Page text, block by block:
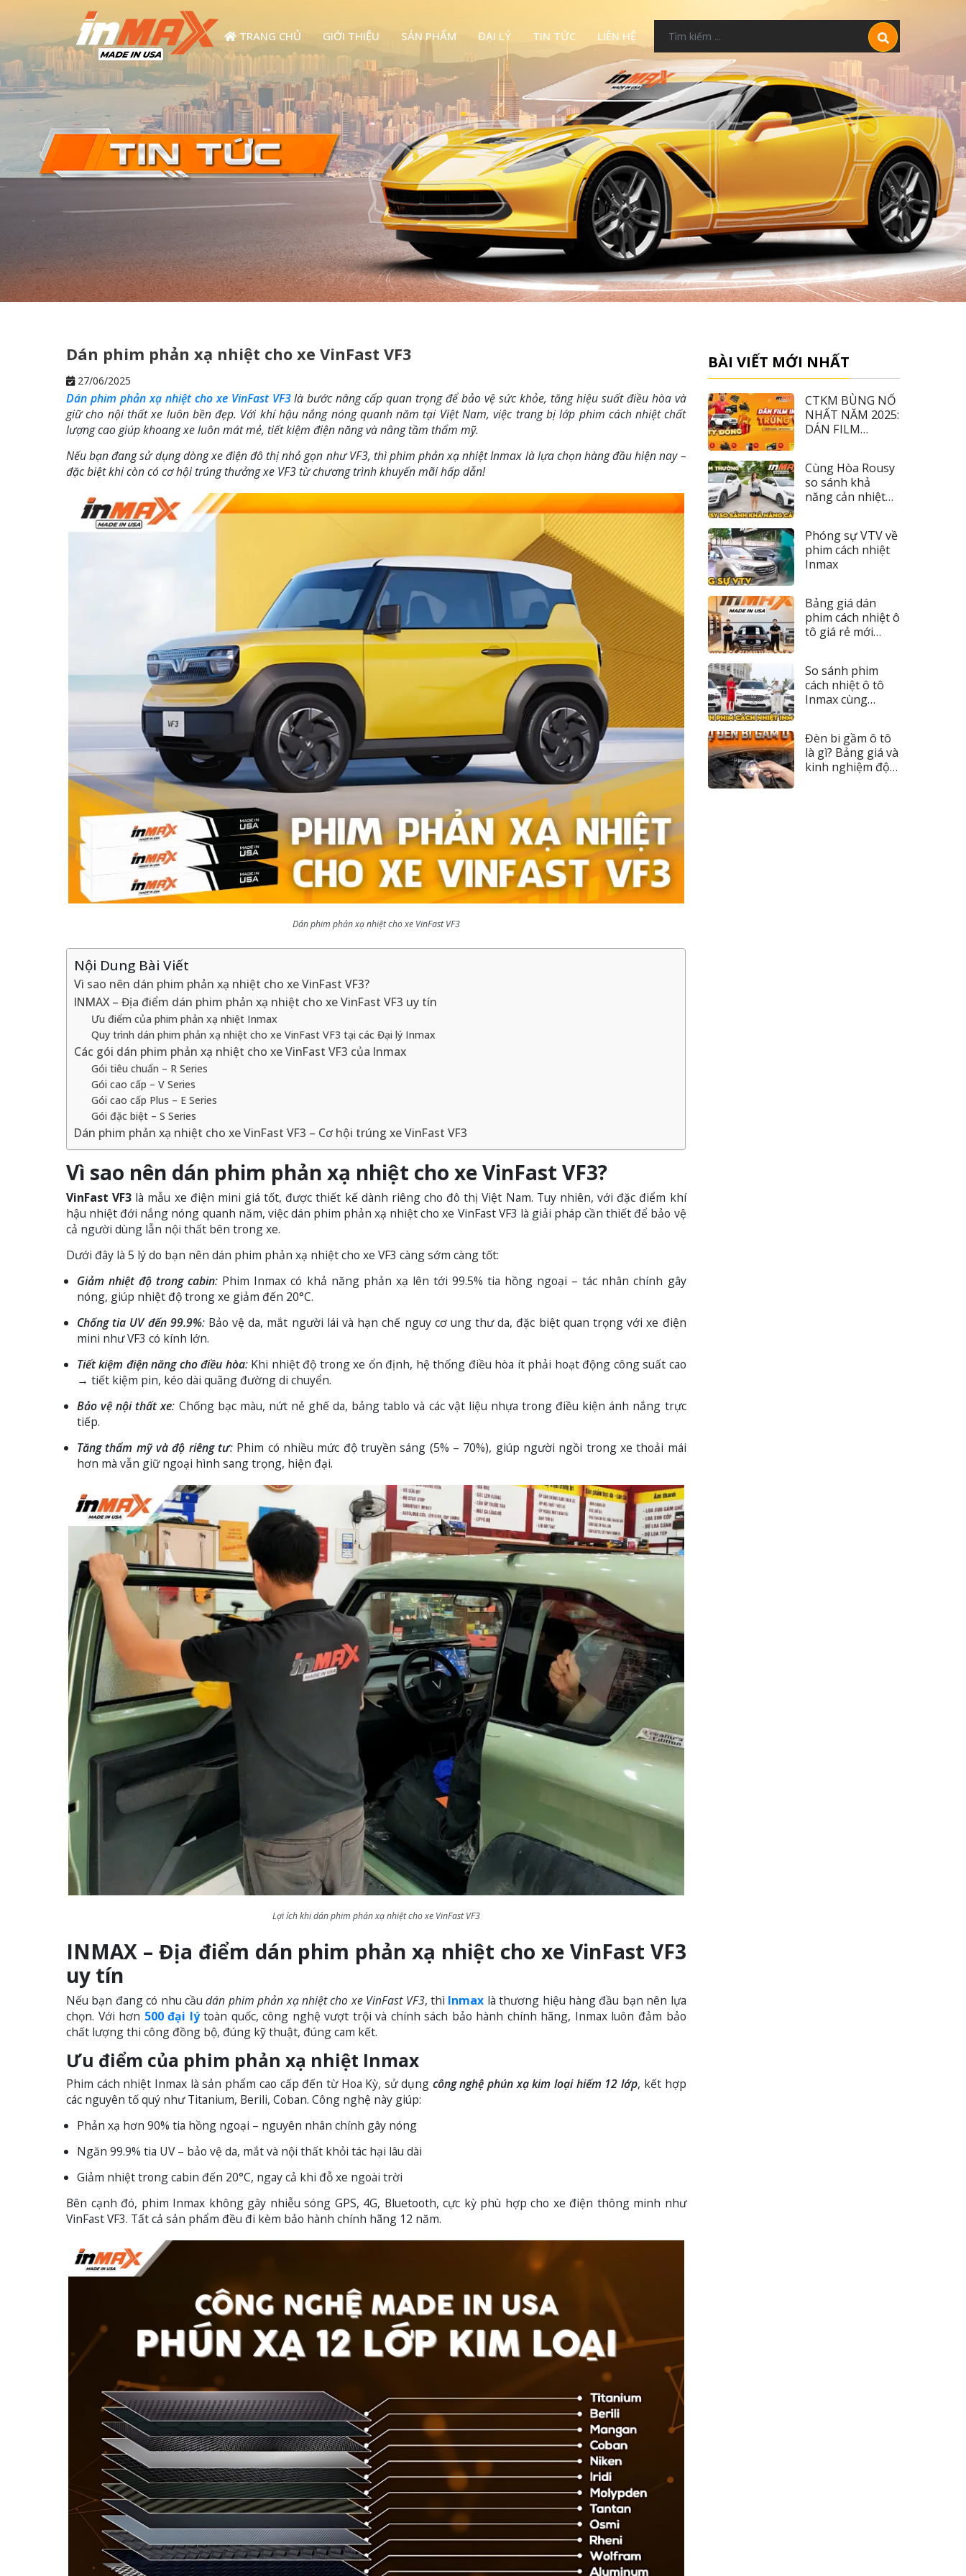
TRANG CHỦ GIỚI THIỆU SẢN PHẨM ĐẠI LÝ TIN TỨC LIÊN HỆ
Dán phim phản xạ nhiệt cho xe VinFast VF3
27/06/2025
Dán phim phản xạ nhiệt cho xe VinFast VF3là bước nâng cấp quan trọng để bảo vệ sức khỏe, tăng hiệu suất điều hòa và
giữ cho nội thất xe luôn bền đẹp. Với khí hậu nắng nóng quanh năm tại Việt Nam, việc trang bị lớp phim cách nhiệt chất
lượng cao giúp khoang xe luôn mát mẻ, tiết kiệm điện năng và nâng tầm thẩm mỹ.
Nếu bạn đang sử dụng dòng xe điện đô thị nhỏ gọn như VF3, thì phim phản xạ nhiệt Inmax là lựa chọn hàng đầu hiện nay –
đặc biệt khi còn có cơ hội trúng thưởng xe VF3 từ chương trình khuyến mãi hấp dẫn!
Dán phim phản xạ nhiệt cho xe VinFast VF3
Nội Dung Bài Viết
Vì sao nên dán phim phản xạ nhiệt cho xe VinFast VF3?
INMAX – Địa điểm dán phim phản xạ nhiệt cho xe VinFast VF3 uy tín
Ưu điểm của phim phản xạ nhiệt Inmax
Quy trình dán phim phản xạ nhiệt cho xe VinFast VF3 tại các Đại lý Inmax
Các gói dán phim phản xạ nhiệt cho xe VinFast VF3 của Inmax
Gói tiêu chuẩn – R Series
Gói cao cấp – V Series
Gói cao cấp Plus – E Series
Gói đặc biệt – S Series
Dán phim phản xạ nhiệt cho xe VinFast VF3 – Cơ hội trúng xe VinFast VF3
Vì sao nên dán phim phản xạ nhiệt cho xe VinFast VF3?
VinFast VF3 là mẫu xe điện mini giá tốt, được thiết kế dành riêng cho đô thị Việt Nam. Tuy nhiên, với đặc điểm khí
hậu nhiệt đới nắng nóng quanh năm, việc dán phim phản xạ nhiệt cho xe VinFast VF3 là giải pháp cần thiết để bảo vệ
cả người dùng lẫn nội thất bên trong xe.
Dưới đây là 5 lý do bạn nên dán phim phản xạ nhiệt cho xe VF3 càng sớm càng tốt:
Giảm nhiệt độ trong cabin: Phim Inmax có khả năng phản xạ lên tới 99.5% tia hồng ngoại – tác nhân chính gây
nóng, giúp nhiệt độ trong xe giảm đến 20°C.
Chống tia UV đến 99.9%:Bảo vệ da, mắt người lái và hạn chế nguy cơ ung thư da, đặc biệt quan trọng với xe điện
mini như VF3 có kính lớn.
Tiết kiệm điện năng cho điều hòa:Khi nhiệt độ trong xe ổn định, hệ thống điều hòa ít phải hoạt động công suất cao
→ tiết kiệm pin, kéo dài quãng đường di chuyển.
Bảo vệ nội thất xe: Chống bạc màu, nứt nẻ ghế da, bảng tablo và các vật liệu nhựa trong điều kiện ánh nắng trực
tiếp.
Tăng thẩm mỹ và độ riêng tư:Phim có nhiều mức độ truyền sáng (5% – 70%), giúp người ngồi trong xe thoải mái
hơn mà vẫn giữ ngoại hình sang trọng, hiện đại.
Lợi ích khi dán phim phản xạ nhiệt cho xe VinFast VF3
INMAX – Địa điểm dán phim phản xạ nhiệt cho xe VinFast VF3
uy tín
Nếu bạn đang có nhu cầudán phim phản xạ nhiệt cho xe VinFast VF3, thì Inmax là thương hiệu hàng đầu bạn nên lựa
chọn. Với hơn 500 đại lýtoàn quốc, công nghệ vượt trội và chính sách bảo hành chính hãng, Inmax luôn đảm bảo
chất lượng thi công đồng bộ, đúng kỹ thuật, đúng cam kết.
Ưu điểm của phim phản xạ nhiệt Inmax
Phim cách nhiệt Inmax là sản phẩm cao cấp đến từ Hoa Kỳ, sử dụng công nghệ phún xạ kim loại hiếm 12 lớp, kết hợp
các nguyên tố quý như Titanium, Berili, Coban. Công nghệ này giúp:
Phản xạ hơn 90% tia hồng ngoại – nguyên nhân chính gây nóng
Ngăn 99.9% tia UV – bảo vệ da, mắt và nội thất khỏi tác hại lâu dài
Giảm nhiệt trong cabin đến 20°C, ngay cả khi đỗ xe ngoài trời
Bên cạnh đó, phim Inmax không gây nhiễu sóng GPS, 4G, Bluetooth, cực kỳ phù hợp cho xe điện thông minh như
VinFast VF3. Tất cả sản phẩm đều đi kèm bảo hành chính hãng 12 năm.
BÀI VIẾT MỚI NHẤT
CTKM BÙNG NỔ
NHẤT NĂM 2025:
DÁN FILM
Cùng Hòa Rousy
so sánh khả
năng cản nhiệt
Phóng sự VTV về
phim cách nhiệt
Inmax
Bảng giá dán
phim cách nhiệt ô
tô giá rẻ mới
So sánh phim
cách nhiệt ô tô
Inmax cùng
Đèn bi gầm ô tô
là gì? Bảng giá và
kinh nghiệm độ